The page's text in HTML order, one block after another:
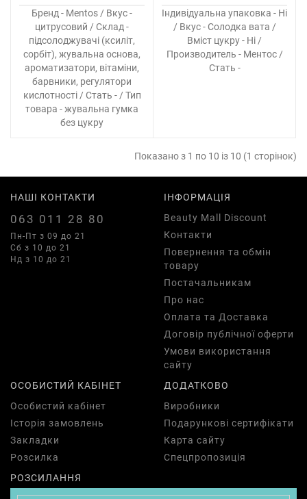
Бренд - Mentos / Вкус -
цитрусовий / Склад -
підсолоджувачі (ксиліт,
сорбіт), жувальна основа,
ароматизатори, вітаміни,
барвники, регулятори
кислотності / Стать - / Тип
товара - жувальна гумка
без цукру
Індивідуальна упаковка - Ні
/ Вкус - Солодка вата /
Вміст цукру - Ні /
Производитель - Ментос /
Стать -
Показано з 1 по 10 із 10 (1 сторінок)
НАШІ КОНТАКТИ
063 011 28 80
Пн-Пт з 09 до 21
Сб з 10 до 21
Нд з 10 до 21
ІНФОРМАЦІЯ
Beauty Mall Discount
Контакти
Повернення та обмін
товару
Постачальникам
Про нас
Оплата та Доставка
Договір публічної оферти
Умови використання
сайту
ОСОБИСТИЙ КАБІНЕТ
Особистий кабінет
Історія замовлень
Закладки
Розсилка
ДОДАТКОВО
Виробники
Подарункові сертифікати
Карта сайту
Спецпропозиція
РОЗСИЛАННЯ